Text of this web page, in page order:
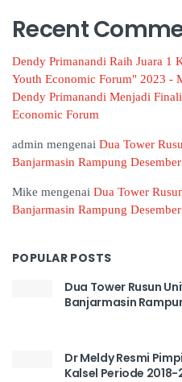
Recent
Dendy Primanandi Raih Juara 1
Youth Economic Forum" 2023 -
Dendy Primanandi Menjadi
Economic Forum
admin mengenai Dua Tower
Banjarmasin Rampung
Mike mengenai Dua Tower
Banjarmasin Rampung
POPULAR POSTS
Dua Tower Rusun
Banjarmasin
Dr Meldy Resmi
Kalsel Periode